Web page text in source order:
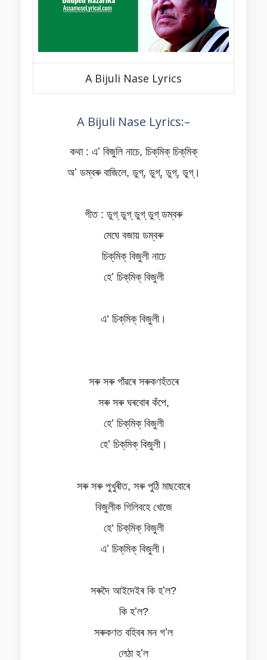
A Bijuli Nase Lyrics
A Bijuli Nase Lyrics:–
কথা : এʼ বিজুলি নাচে, চিক্‌মিক্‌ চিক্‌মিক্‌
অʼ ডম্বৰু বাজিলে, ডুগ্, ডুগ্, ডুগ্, ডুগ্।
গীত : ডুগ্ ডুগ্ ডুগ্ ডুগ্ ডম্বৰু
মেঘে বজায় ডম্বৰু
চিক্‌মিক্‌ বিজুলী নাচে
হেʼ চিক্‌মিক্‌ বিজুলী
এ’ চিক্‌মিক্ বিজুলী।
সৰু সৰু গাঁৱৰে সৰুকণহঁতৰে
সৰু সৰু ঘৰবোৰ কঁপে,
হেʼ চিক্‌মিক্‌ বিজুলী
হেʼ চিক্‌মিক্‌ বিজুলী।
সৰু সৰু পুখুৰীত, সৰু পুঠি মাছবোৰে
বিজুলীক গিলিবহে খোজে
হে’ চিক্‌মিক্‌ বিজুলী
এʼ চিক্‌মিক্‌ বিজুলী।
সৰুদৈ আইদেইৰ কি হʼল?
কি হʼল?
সৰুকণত বহিবৰ মন গʼল
লেঠা হʼল